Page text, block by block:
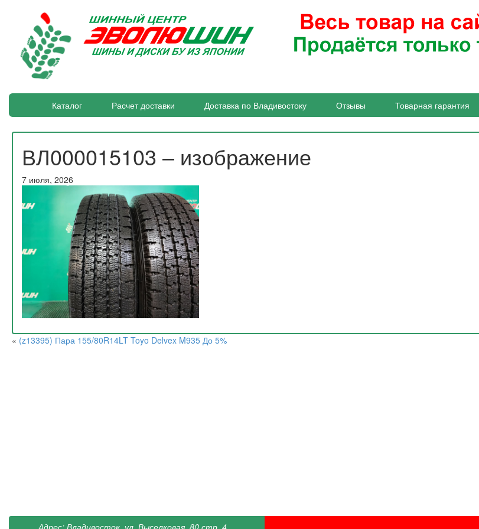
Каталог Расчет доставки Доставка по Владивостоку Отзывы Товарная гарантия
ВЛ000015103 – изображение
7 июля, 2026
« (z13395) Пара 155/80R14LT Toyo Delvex M935 До 5%
Адрес: Владивосток, ул. Выселковая, 80 стр. 4